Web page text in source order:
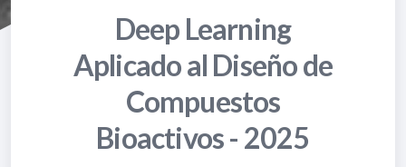
Deep Learning
Aplicado al Diseño de
Compuestos
Bioactivos - 2025